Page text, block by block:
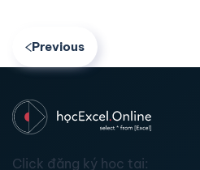
Previous
Click đăng ký học tại: